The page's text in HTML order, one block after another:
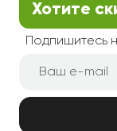
Хотите
Подпишитесь